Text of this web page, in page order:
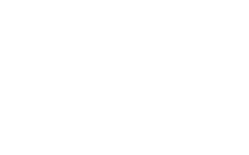
速调低致7.5%
总理九年来工作